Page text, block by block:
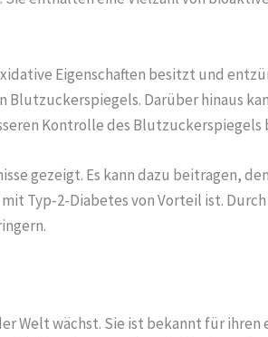
Eigenschaften besitzt und
Darüber hinaus
Kontrolle des Blutzuckerspiegels
gezeigt. Es kann dazu beitragen,
Typ-2-Diabetes von Vorteil ist.
Welt wächst. Sie ist bekannt für ihren